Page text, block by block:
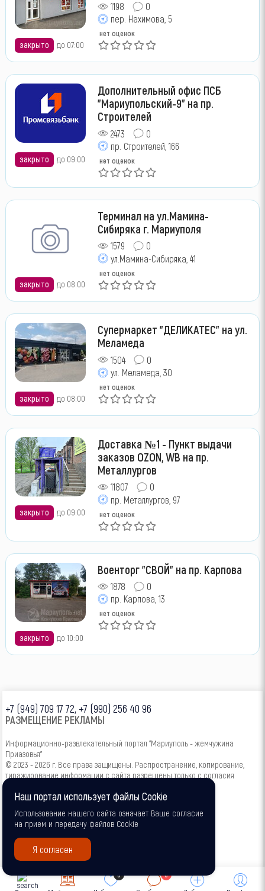
0 0
закрыто до 07:00
1198
0
пер. Нахимова, 5
нет оценок
закрыто до 09:00
Дополнительный офис ПСБ
"Мариупольский-9" на пр.
Строителей
2473
0
пр. Строителей, 166
нет оценок
закрыто до 08:00
Терминал на ул.Мамина-
Сибиряка г. Мариуполя
1579
0
ул.Мамина-Сибиряка, 41
нет оценок
закрыто до 08:00
Супермаркет "ДЕЛИКАТЕС" на ул.
Меламеда
1504
0
ул. Меламеда, 30
нет оценок
закрыто до 09:00
Доставка №1 - Пункт выдачи
заказов OZON, WB на пр.
Металлургов
11807
0
пр. Металлургов, 97
нет оценок
закрыто до 10:00
Военторг "СВОЙ" на пр. Карпова
1878
0
пр. Карпова, 13
нет оценок
+7 (949) 709 17 72, +7 (990) 256 40 96
РАЗМЕЩЕНИЕ РЕКЛАМЫ
Информационно-развлекательный портал "Мариуполь - жемчужина
Приазовья"
© 2023 - 2026 г. Все права защищены. Распространение, копирование,
тиражирование информации с сайта разрешены только с согласия
16+
Наш портал использует файлы Cookie
Использование нашего сайта означает Ваше согласие
на прием и передачу файлов Cookie
Я согласен